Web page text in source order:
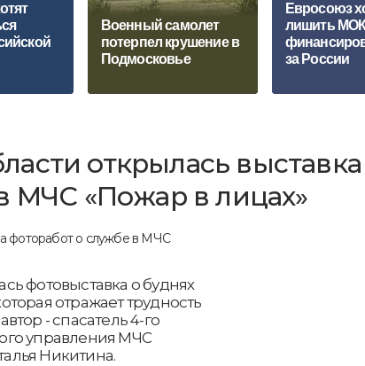
Военный самолет
потерпел крушение в
Подмосковье
Евросоюз
лишить
за России
открылась выставка
МЧС «Пожар в лицах»
фотовыставка о буднях
отражает трудность
- спасатель 4-го
управления МЧС
Никитина.